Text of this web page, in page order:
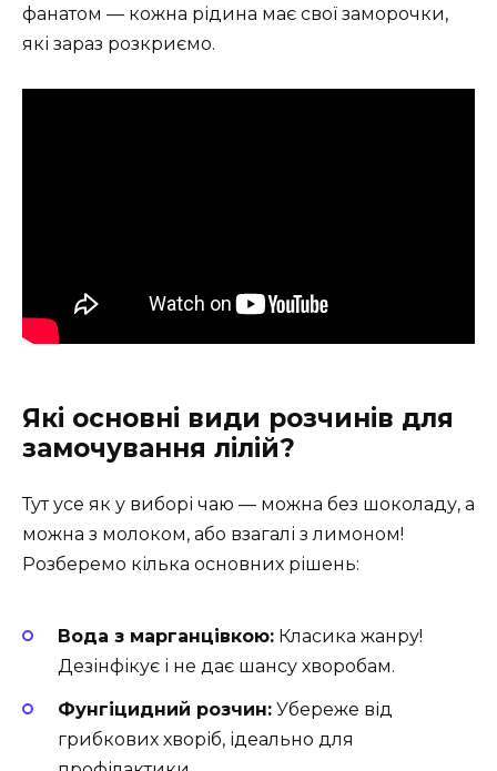
фанатом — кожна рідина має свої заморочки,
які зараз розкриємо.
Які основні види розчинів для
замочування лілій?
Тут усе як у виборі чаю — можна без шоколаду, а
можна з молоком, або взагалі з лимоном!
Розберемо кілька основних рішень:
Вода з марганцівкою: Класика жанру!
Дезінфікує і не дає шансу хворобам.
Фунгіцидний розчин: Убереже від
грибкових хворіб, ідеально для